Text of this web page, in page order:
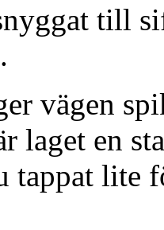
till
vägen
laget en
tappat lite